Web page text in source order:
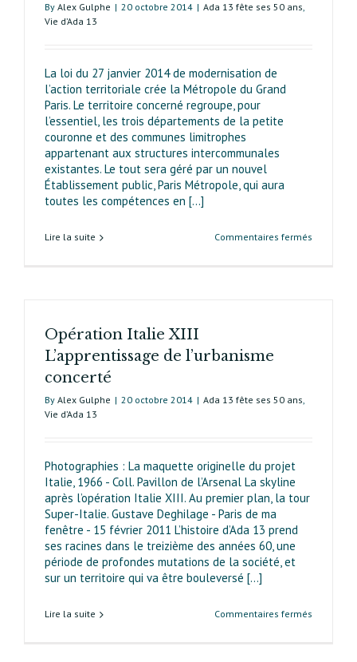
By Alex Gulphe | 20 octobre 2014 | Ada 13 fête ses 50 ans,
Vie d’Ada 13
La loi du 27 janvier 2014 de modernisation de
l’action territoriale crée la Métropole du Grand
Paris. Le territoire concerné regroupe, pour
l’essentiel, les trois départements de la petite
couronne et des communes limitrophes
appartenant aux structu­res intercommunales
existantes. Le tout sera géré par un nouvel
Établissement public, Paris Métropole, qui aura
toutes les compétences en [...]
Lire la suite Commentaires fermés
Opération Italie XIII
L’apprentissage de l’urbanisme
concerté
By Alex Gulphe | 20 octobre 2014 | Ada 13 fête ses 50 ans,
Vie d’Ada 13
Photographies : La maquette originelle du projet
Italie, 1966 - Coll. Pavillon de l’Arsenal La skyline
après l’opération Italie XIII. Au premier plan, la tour
Super-Italie. Gustave Deghilage - Paris de ma
fenêtre - 15 février 2011 L’histoire d’Ada 13 prend
ses racines dans le treizième des années 60, une
période de profondes mutations de la société, et
sur un territoire qui va être bouleversé [...]
Lire la suite Commentaires fermés